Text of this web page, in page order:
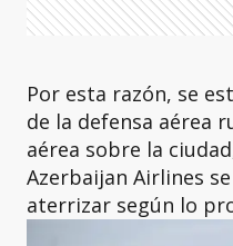
Por esta razón, se
de la defensa aérea
aérea sobre la
Azerbaijan Airlines
aterrizar según lo